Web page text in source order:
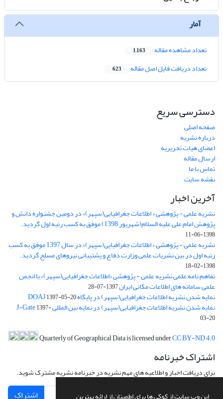
این وب سایت از کوکی ها برای اطمینان از ارائه بهترین
آمار
تعداد مشاهده مقاله 1,163
تعداد دریافت فایل اصل مقاله 623
دسترسی سریع
صفحه اصلی
درباره نشریه
اعضای هیات تحریریه
ارسال مقاله
تماس با ما
نقشه سایت
آخرین اخبار
نشریه علمی - پژوهشی « اطلاعات جغرافیایی(سپهر)» در دومین جشنواره دانش و
پژوهش امام علی علیه السلام(شهریور 1398) موفق به کسب رتبه اول گردید.
1398-06-11
نشریه علمی - پژوهشی « اطلاعات جغرافیایی(سپهر)» در سال 1397 موفق به کسب
رتبه اول در بین نشریات علمی وزارت دفاع و پشتیبانی نیروهای مسلح گردید.
1398-02-18
تفاهم نامه علمی نشریه علمی - پژوهشی «اطلاعات جغرافیایی(سپهر)» با انجمن
علمی سامانه های اطلاعات مکانی ایران1397-07-28
نمایه شدن نشریه اطلاعات جغرافیایی(سپهر) در پایگاه DOAJ1397-05-20
نمایه شدن نشریه اطلاعات جغرافیایی(سپهر) در نمایه بین المللی J-Gate1397-
03-20
Quarterly of Geographical Data is licensed underCC BY-ND 4.0
اشتراک خبرنامه
برای دریافت اخبار و اطلاعیه های مهم نشریه در خبرنامه نشریه مشترک شوید.
اشتراک